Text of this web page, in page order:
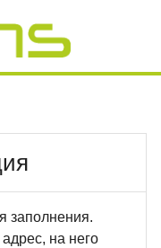
заполнения.
на него